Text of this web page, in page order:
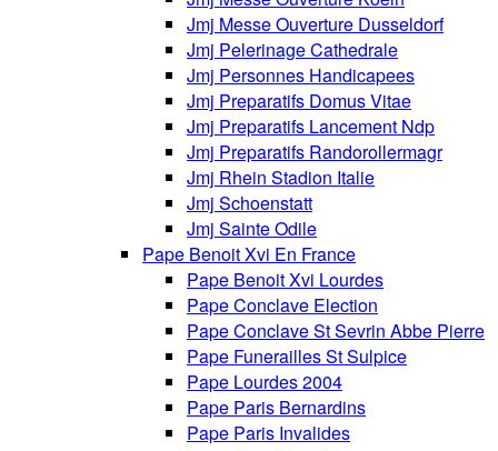
Jmj Messe Ouverture Dusseldorf
Jmj Pelerinage Cathedrale
Jmj Personnes Handicapees
Jmj Preparatifs Domus Vitae
Jmj Preparatifs Lancement Ndp
Jmj Preparatifs Randorollermagr
Jmj Rhein Stadion Italie
Jmj Schoenstatt
Jmj Sainte Odile
Pape Benoit Xvi En France
Pape Benoit Xvi Lourdes
Pape Conclave Election
Pape Conclave St Sevrin Abbe Pierre
Pape Funerailles St Sulpice
Pape Lourdes 2004
Pape Paris Bernardins
Pape Paris Invalides